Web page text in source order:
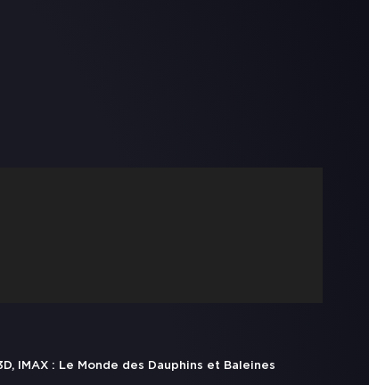
IMAX : Le Monde des Dauphins et Baleines